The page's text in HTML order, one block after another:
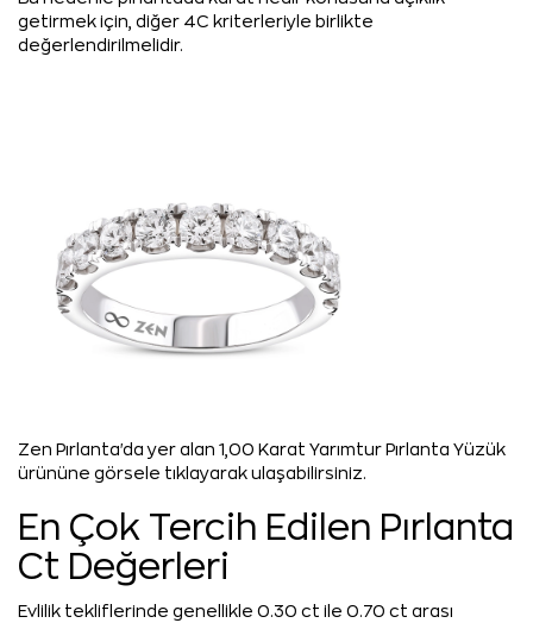
getirmek için, diğer 4C kriterleriyle birlikte
değerlendirilmelidir.
Zen Pırlanta'da yer alan 1,00 Karat Yarımtur Pırlanta Yüzük
ürününe görsele tıklayarak ulaşabilirsiniz.
En Çok Tercih Edilen Pırlanta
Ct Değerleri
Evlilik tekliflerinde genellikle 0.30 ct ile 0.70 ct arası